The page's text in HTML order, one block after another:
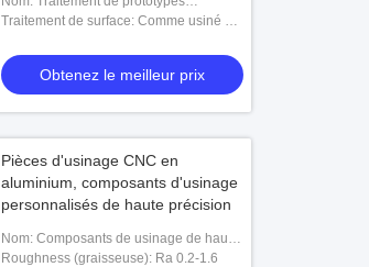
métalliques
Traitement de surface: Comme usiné ou
Obtenez le meilleur prix
Pièces d'usinage CNC en
aluminium, composants d'usinage
personnalisés de haute précision
Nom: Composants de usinage de haute
précision
Roughness (graisseuse): Ra 0.2-1.6